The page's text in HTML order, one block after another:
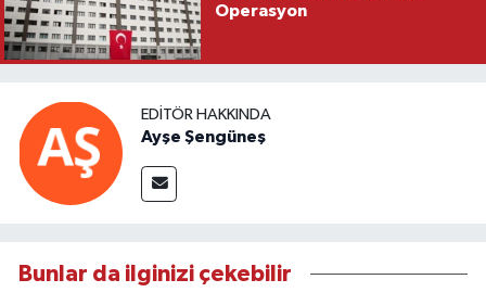
Operasyon
EDITÖR HAKKINDA
Ayşe Şengüneş
Bunlar da ilginizi çekebilir